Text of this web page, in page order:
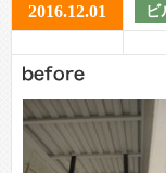
2016.12.01